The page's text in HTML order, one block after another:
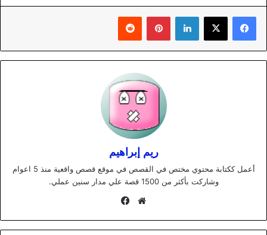
لينكدإن بينتيريست
ريم إبراهيم
أعمل ككتابة محتوي مختص في القصص في موقع قصص واقعية منذ 5 اعوام
وشاركت بأكثر من 1500 قصة علي مدار سنين عملي.
موقع